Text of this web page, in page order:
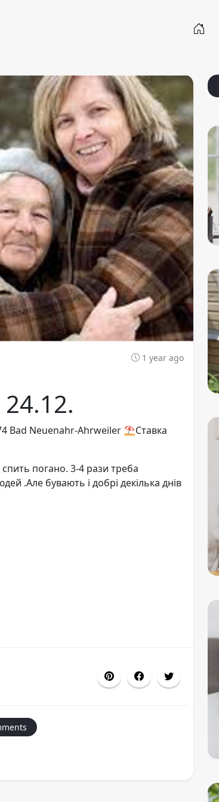
1 year ago
24.12.
Bad Neuenahr-Ahrweiler ⛱️Ставка
погано. 3-4 рази треба
.Але бувають і добрі декілька днів